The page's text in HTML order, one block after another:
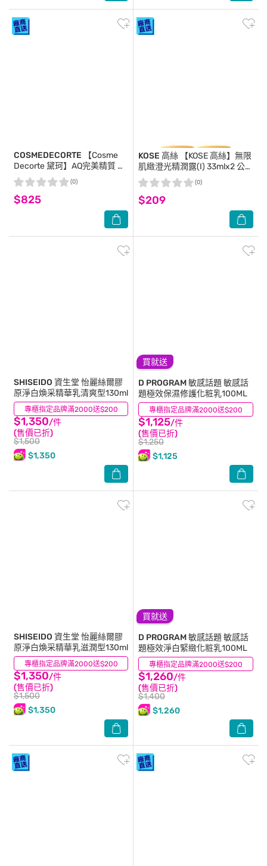
COSMEDECORTE 【Cosme
Decorte 黛珂】AQ完美精質 極
燦全能露 50mlX2 公司貨
$825
(0)
KOSE 高絲 【KOSE 高絲】無限
肌緻澄光精潤露(I) 33mlx2 公司
貨
$209
(0)
專櫃指定品牌滿2000送$200
SHISEIDO 資生堂 怡麗絲爾膠
原淨白煥采精華乳清爽型130ml
$1,350/件
(售價已折)
$1,500
$1,350
(0)
買就送
專櫃指定品牌滿2000送$200
D PROGRAM 敏感話題敏感話
題極效保濕修護化粧乳100ML
$1,125/件
(售價已折)
$1,250
$1,125
(0)
專櫃指定品牌滿2000送$200
SHISEIDO 資生堂 怡麗絲爾膠
原淨白煥采精華乳滋潤型130ml
$1,350/件
(售價已折)
$1,500
$1,350
(0)
買就送
專櫃指定品牌滿2000送$200
D PROGRAM 敏感話題敏感話
題極效淨白緊緻化粧乳100ML
$1,260/件
(售價已折)
$1,400
$1,260
(1)